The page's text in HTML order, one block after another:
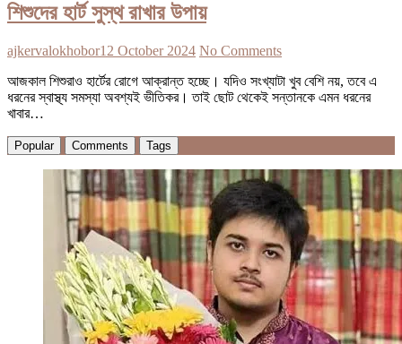
শিশুদের হার্ট সুস্থ রাখার উপায়
ajkervalokhobor12 October 2024 No Comments
আজকাল শিশুরাও হার্টের রোগে আক্রান্ত হচ্ছে। যদিও সংখ্যাটা খুব বেশি নয়, তবে এ
ধরনের স্বাস্থ্য সমস্যা অবশ্যই ভীতিকর। তাই ছোট থেকেই সন্তানকে এমন ধরনের
খাবার…
Popular Comments Tags